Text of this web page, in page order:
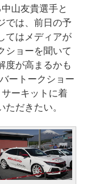
山友貴選手と
では、前日の予
てはメディアが
ショーを聞いて
度が高まるかも
ートークショー
ーキットに着
だきたい。